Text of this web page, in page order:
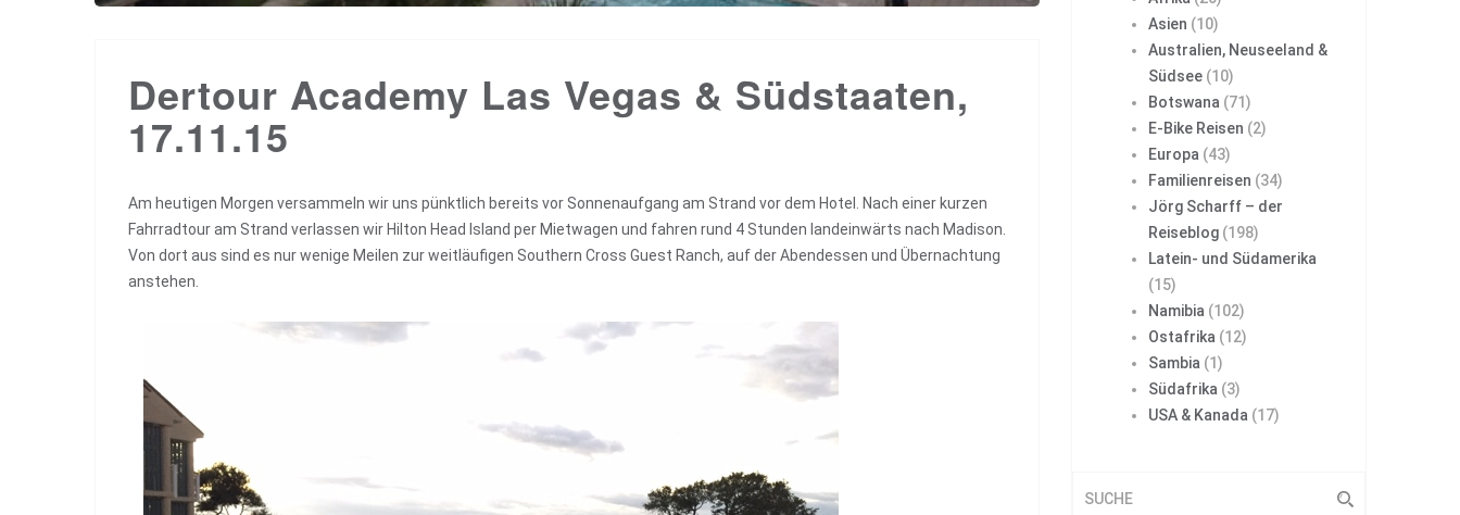
Dertour Academy Las Vegas & Südstaaten,
17.11.15
Am heutigen Morgen versammeln wir uns pünktlich bereits vor Sonnenaufgang am Strand vor dem Hotel. Nach einer kurzen
Fahrradtour am Strand verlassen wir Hilton Head Island per Mietwagen und fahren rund 4 Stunden landeinwärts nach Madison.
Von dort aus sind es nur wenige Meilen zur weitläufigen Southern Cross Guest Ranch, auf der Abendessen und Übernachtung
anstehen.
Asien (10)
Australien, Neuseeland &
Südsee (10)
Botswana (71)
E-Bike Reisen (2)
Europa (43)
Familienreisen (34)
Jörg Scharff – der
Reiseblog (198)
Latein- und Südamerika
(15)
Namibia (102)
Ostafrika (12)
Sambia (1)
Südafrika (3)
USA & Kanada (17)